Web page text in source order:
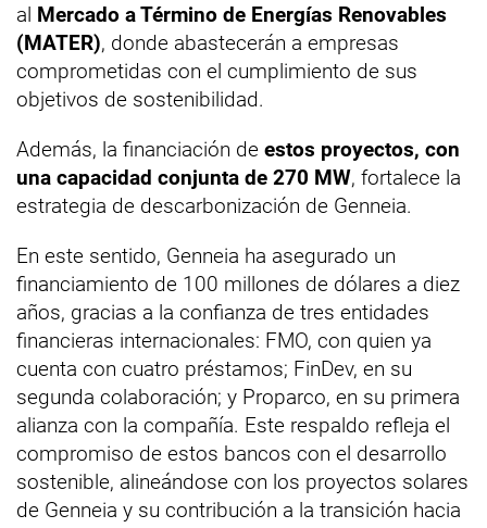
al Mercado a Término de Energías Renovables
(MATER), donde abastecerán a empresas
comprometidas con el cumplimiento de sus
objetivos de sostenibilidad.
Además, la financiación de estos proyectos, con
una capacidad conjunta de 270 MW, fortalece la
estrategia de descarbonización de Genneia.
En este sentido, Genneia ha asegurado un
financiamiento de 100 millones de dólares a diez
años, gracias a la confianza de tres entidades
financieras internacionales: FMO, con quien ya
cuenta con cuatro préstamos; FinDev, en su
segunda colaboración; y Proparco, en su primera
alianza con la compañía. Este respaldo refleja el
compromiso de estos bancos con el desarrollo
sostenible, alineándose con los proyectos solares
de Genneia y su contribución a la transición hacia